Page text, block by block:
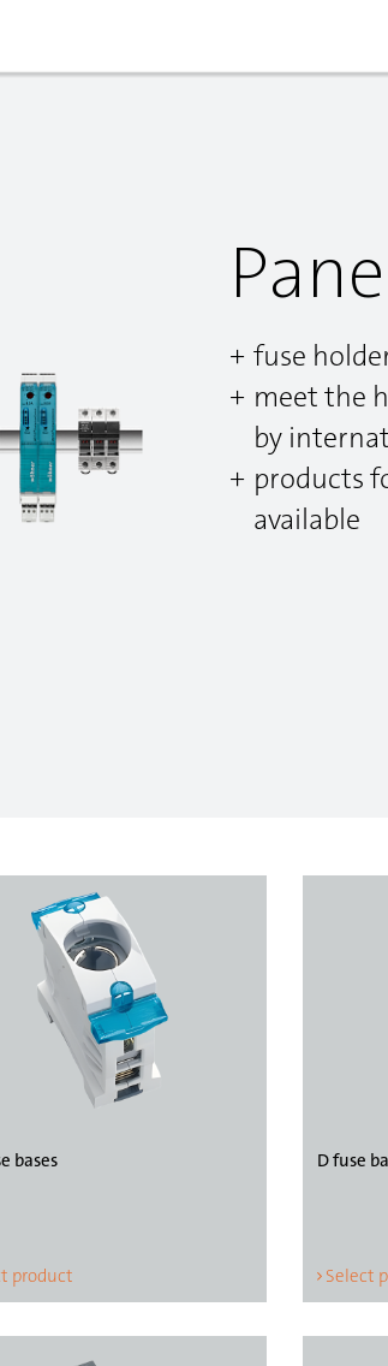
fuse
meet the
by
products
available
bases
product
D fuse
Select